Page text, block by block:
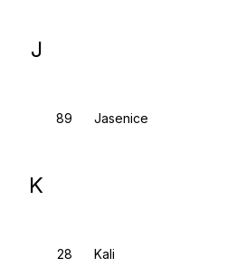
J
Jasenice
K
Kali